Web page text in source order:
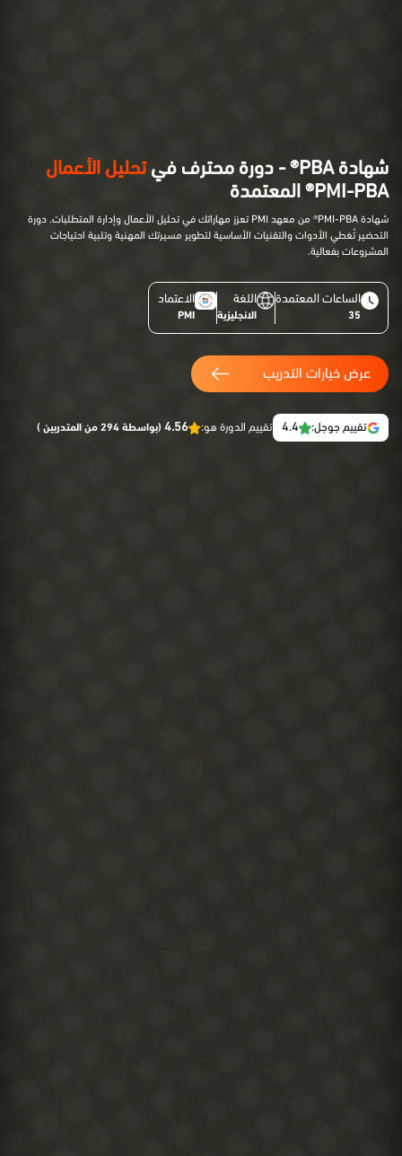
شهادة PBA® - دورة محترف في
تحليل الأعمال
PMI-PBA® المعتمدة
شهادة PMI-PBA® من معهد PMI تعزز مهاراتك في تحليل الأعمال وإدارة المتطلبات. دورة
التحضير تُغطي الأدوات والتقنيات الأساسية لتطوير مسيرتك المهنية وتلبية احتياجات
المشروعات بفعالية.
الساعات المعتمدة
35
اللغة
الانجليزية
الاعتماد
PMI
عرض خيارات التدريب
تقييم جوجل: 4.4 تقييم الدورة هو: 4.56 (بواسطة 294 من المتدربين )